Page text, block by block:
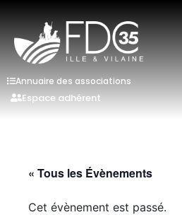
Annuaire des associations
Espace adhérent
« Tous les Évènements
Cet évènement est passé.